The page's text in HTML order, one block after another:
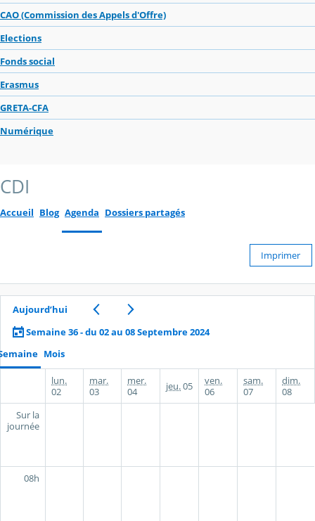
CAO (Commission des Appels d'Offre)
Elections
Fonds social
Erasmus
GRETA-CFA
Numérique
CDI
Accueil Blog Agenda Dossiers partagés
Imprimer
Aujourd’hui
Semaine 36 - du 02 au 08 Septembre 2024
Mois
lun.
02
mar.
03
mer.
04
jeu.05
ven.
06
sam.
07
dim.
08
Sur la
journée
08h